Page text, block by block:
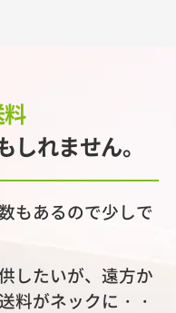
しれません。
もあるので少しで
したいが、遠方か
料がネックに・・